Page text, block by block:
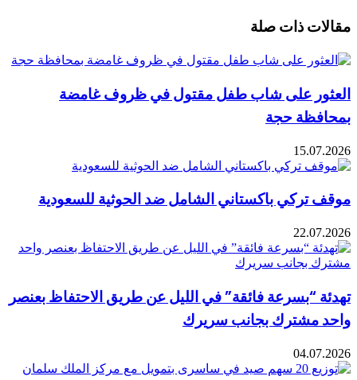
ذات صلة
على شاب طفل مقتول في ظروف غامضة
حجة
باكستاني الشامل ضد الحوثية للسعودية
“بسرعة فائقة” في الليل عن طريق الاحتفاظ بعنصر
بجانب سريرك